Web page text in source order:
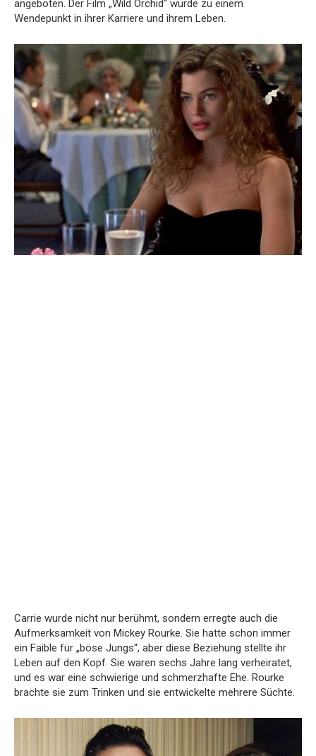
angeboten. Der Film „Wild Orchid“ wurde zu einem
Wendepunkt in ihrer Karriere und ihrem Leben.
Carrie wurde nicht nur berühmt, sondern erregte auch die
Aufmerksamkeit von Mickey Rourke. Sie hatte schon immer
ein Faible für „böse Jungs“, aber diese Beziehung stellte ihr
Leben auf den Kopf. Sie waren sechs Jahre lang verheiratet,
und es war eine schwierige und schmerzhafte Ehe. Rourke
brachte sie zum Trinken und sie entwickelte mehrere Süchte.